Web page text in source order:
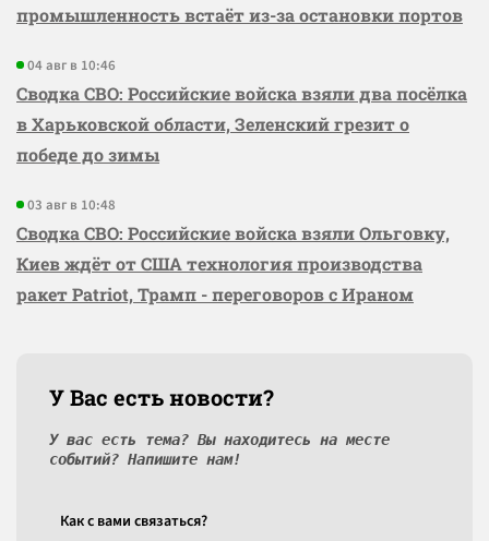
промышленность встаёт из-за остановки портов
04 авг в 10:46
Сводка СВО: Российские войска взяли два посёлка
в Харьковской области, Зеленский грезит о
победе до зимы
03 авг в 10:48
Сводка СВО: Российские войска взяли Ольговку,
Киев ждёт от США технология производства
ракет Patriot, Трамп - переговоров с Ираном
У Вас есть новости?
У вас есть тема? Вы находитесь на месте
событий? Напишите нам!
Как c вами связаться?